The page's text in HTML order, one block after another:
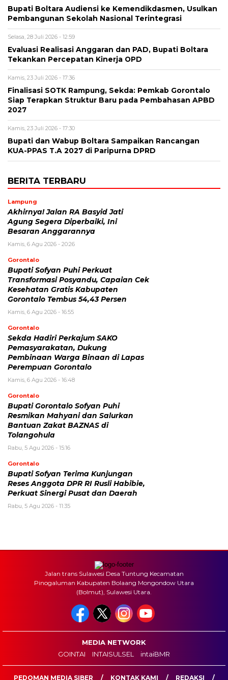
Bupati Boltara Audiensi ke Kemendikdasmen, Usulkan
Pembangunan Sekolah Nasional Terintegrasi
Selasa, 28 Juli 2026 - 12:59
Evaluasi Realisasi Anggaran dan PAD, Bupati Boltara
Tekankan Percepatan Kinerja OPD
Kamis, 23 Juli 2026 - 17:36
Finalisasi SOTK Rampung, Sekda: Pemkab Gorontalo
Siap Terapkan Struktur Baru pada Pembahasan APBD
2027
Kamis, 23 Juli 2026 - 17:30
Bupati dan Wabup Boltara Sampaikan Rancangan
KUA-PPAS T.A 2027 di Paripurna DPRD
BERITA TERBARU
Lampung
Akhirnya! Jalan RA Basyid Jati
Agung Segera Diperbaiki, Ini
Besaran Anggarannya
Kamis, 6 Agu 2026 - 20:26
Gorontalo
Bupati Sofyan Puhi Perkuat
Transformasi Posyandu, Capaian Cek
Kesehatan Gratis Kabupaten
Gorontalo Tembus 54,43 Persen
Kamis, 6 Agu 2026 - 16:55
Gorontalo
Sekda Hadiri Perkajum SAKO
Pemasyarakatan, Dukung
Pembinaan Warga Binaan di Lapas
Perempuan Gorontalo
Kamis, 6 Agu 2026 - 16:48
Gorontalo
Bupati Gorontalo Sofyan Puhi
Resmikan Mahyani dan Salurkan
Bantuan Zakat BAZNAS di
Tolangohula
Rabu, 5 Agu 2026 - 15:16
Gorontalo
Bupati Sofyan Terima Kunjungan
Reses Anggota DPR RI Rusli Habibie,
Perkuat Sinergi Pusat dan Daerah
Rabu, 5 Agu 2026 - 11:35
Jalan trans Sulawesi Desa Tuntung Kecamatan
Pinogaluman Kabupaten Bolaang Mongondow Utara
(Bolmut), Sulawesi Utara.
MEDIA NETWORK
GOINTAI
INTAISULSEL intaiBMR
PEDOMAN MEDIA SIBER KONTAK KAMI REDAKSI